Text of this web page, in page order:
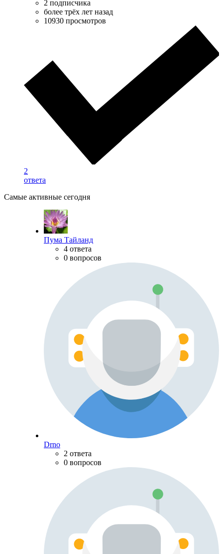
2 подписчика
более трёх лет назад
10930 просмотров
2
ответа
Самые активные сегодня
Пума Тайланд
4 ответа
0 вопросов
Drno
2 ответа
0 вопросов